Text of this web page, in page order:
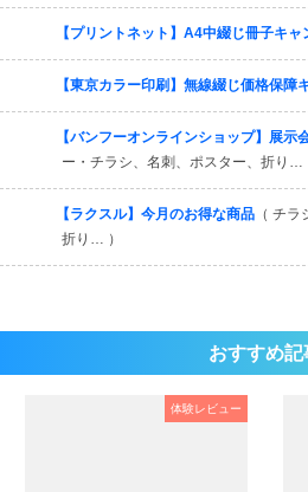
【プリントネット】A4中綴じ冊子キャ
【東京カラー印刷】無線綴じ価格保障
【バンフーオンラインショップ】展示
ー・チラシ、名刺、ポスター、折り…
【ラクスル】今月のお得な商品 （ チ
折り… ）
おすすめ記
体験レビュー